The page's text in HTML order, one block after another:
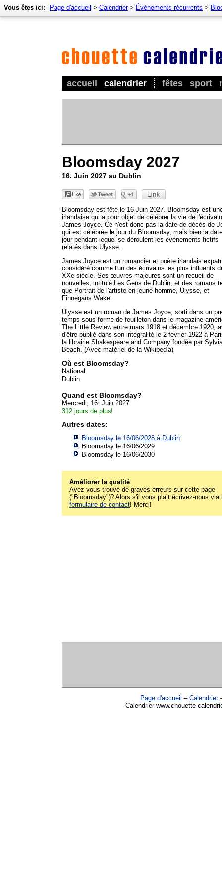
accueil calendrier fêtes sport
Vous êtes ici: Page d'accueil > Calendrier> Événements récurrents >
Bloomsday 2027
16. Juin 2027 au Dublin
Bloomsday est fêté le 16 Juin 2027. Bloomsday est
irlandaise qui a pour objet de célébrer la vie de l'écrivain
James Joyce. Ce n'est donc pas la date de décès de
qui est célébrée le jour du Bloomsday, mais bien la
jour pendant lequel se déroulent les événements fictifs
relatés dans Ulysse.
James Joyce est un romancier et poète irlandais
considéré comme l'un des écrivains les plus influents
XXe siècle. Ses œuvres majeures sont un recueil de
nouvelles, intitulé Les Gens de Dublin, et des romans
que Portrait de l'artiste en jeune homme, Ulysse, et
Finnegans Wake.
Ulysse est un roman de James Joyce, sorti dans un
temps sous forme de feuilleton dans le magazine
The Little Review entre mars 1918 et décembre 1920,
d'être publié dans son intégralité le 2 février 1922 à
la librairie Shakespeare and Company fondée par Sylvia
Beach. (Avec matériel de la Wikipedia)
Où est Bloomsday?
National
Dublin
Quand est Bloomsday?
Mercredi, 16. Juin 2027
312 jours de plus!
Autres dates:
Bloomsday le 16/06/2028 à Dublin
Bloomsday le 16/06/2029
Bloomsday le 16/06/2030
Améliorer la qualité
Avez-vous trouvé de graves erreurs sur cette page
("Bloomsday")? Alors s'il vous plaît écrivez-nous via
formulaire de contact! Merci!
Page d'accueil – Calendrier
Calendrier www.chouette-